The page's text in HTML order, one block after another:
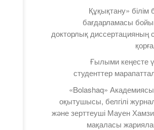
Құқықтану» білім
бағдарламасы
докторлық диссертацияның
Ғылыми кеңесте
студенттер
«Bolashaq»
оқытушысы, белгілі
және зерттеуші Мауен
мақаласы